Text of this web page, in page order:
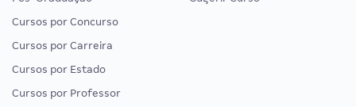
Cursos por Concurso
Cursos por Carreira
Cursos por Estado
Cursos por Professor